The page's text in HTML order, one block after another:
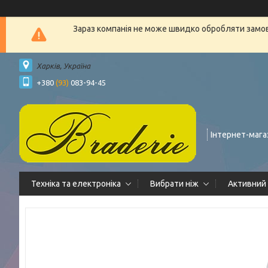
Зараз компанія не може швидко обробляти
Харків, Україна
+380 (93) 083-94-45
Інтернет-
Техніка та електроніка Вибрати ніж Активний